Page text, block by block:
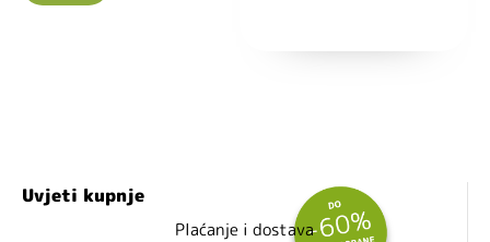
Uvjeti kupnje
Plaćanje i dostava